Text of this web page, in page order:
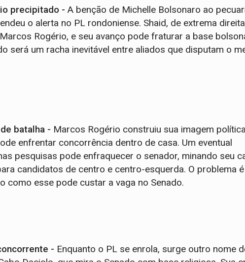
precipitado - A benção de Michelle Bolsonaro ao
o alerta no PL rondoniense. Shaid, de extrema
Rogério, e seu avanço pode fraturar a base
será um racha inevitável entre aliados que disputam o
batalha - Marcos Rogério construiu sua imagem
enfrentar concorrência dentro de casa. Um eventual
pesquisas pode enfraquecer o senador, minando seu
candidatos de centro e centro-esquerda. O problema é
como esse pode custar a vaga no Senado.
- Enquanto o PL se enrola, surge outro nome